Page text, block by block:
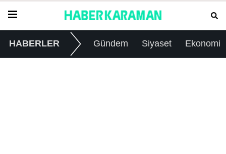
HABERLER Gündem Siyaset Ekonomi